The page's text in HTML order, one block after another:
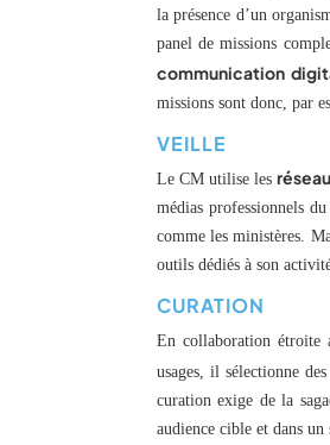
la présence d’un
panel de missions
communication
missions sont donc, par
VEILLE
Le CM utilise les
médias professionnels
comme les ministères.
outils dédiés à son
CURATION
En collaboration étroite
usages, il sélectionne des
curation exige de la
audience cible et dans